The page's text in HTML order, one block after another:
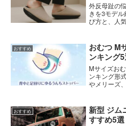
外反母趾の
きを3モデ
び方と、人
おすすめ
おむつ M
ンキング
Mサイズお
ンキング形
やメリーズ
おすすめ
新型 ジム
すすめ5選